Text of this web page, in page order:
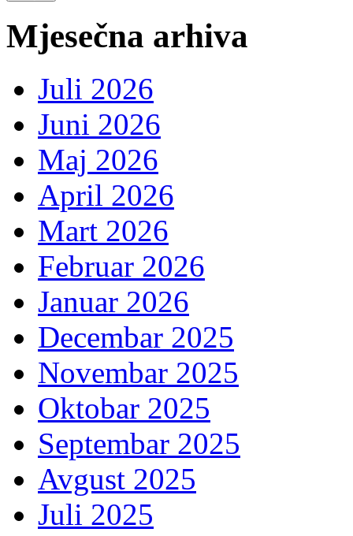
Mjesečna arhiva
Juli 2026
Juni 2026
Maj 2026
April 2026
Mart 2026
Februar 2026
Januar 2026
Decembar 2025
Novembar 2025
Oktobar 2025
Septembar 2025
Avgust 2025
Juli 2025